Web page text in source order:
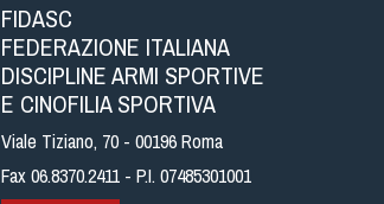
FIDASC
FEDERAZIONE ITALIANA
DISCIPLINE ARMI SPORTIVE
E CINOFILIA SPORTIVA
Viale Tiziano, 70 - 00196 Roma
Fax 06.8370.2411 - P.I. 07485301001